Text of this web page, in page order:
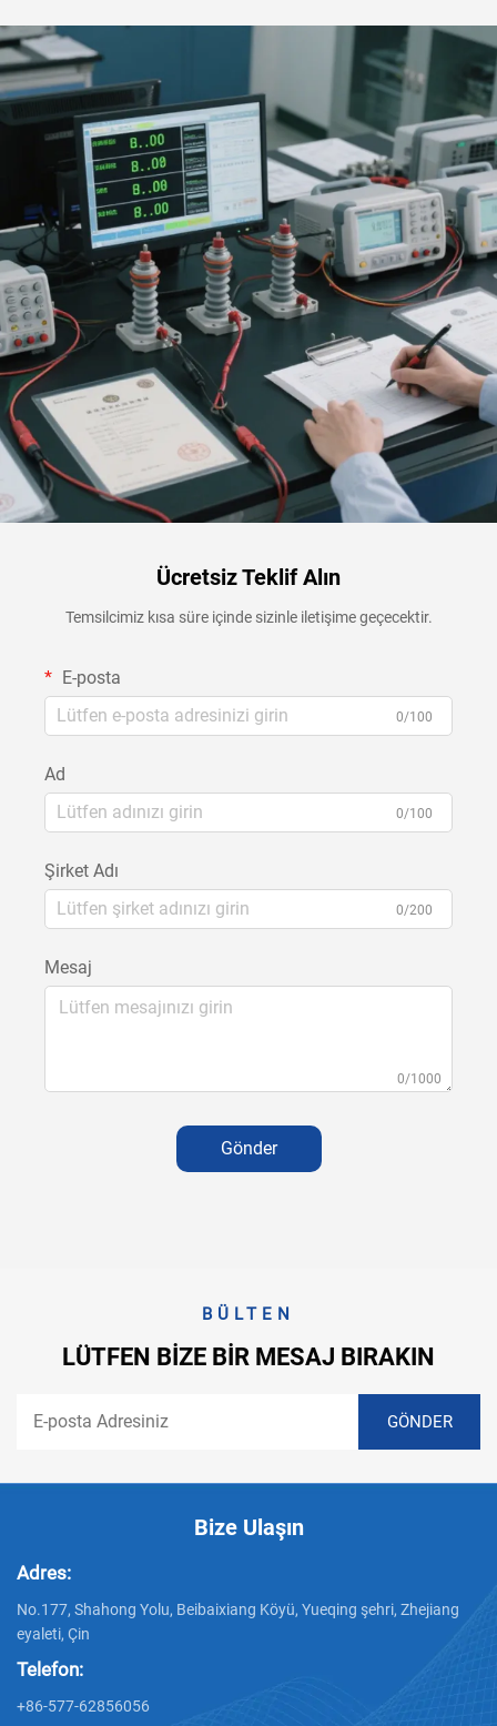
Ücretsiz Teklif Alın
Temsilcimiz kısa süre içinde sizinle iletişime geçecektir.
E-posta
0/100
Ad
0/100
Şirket Adı
0/200
Mesaj
0/1000
Gönder
BÜLTEN
LÜTFEN BIZE BIR MESAJ BIRAKIN
Bize Ulaşın
Adres:
No.177, Shahong Yolu, Beibaixiang Köyü, Yueqing şehri, Zhejiang
eyaleti, Çin
Telefon:
+86-577-62856056